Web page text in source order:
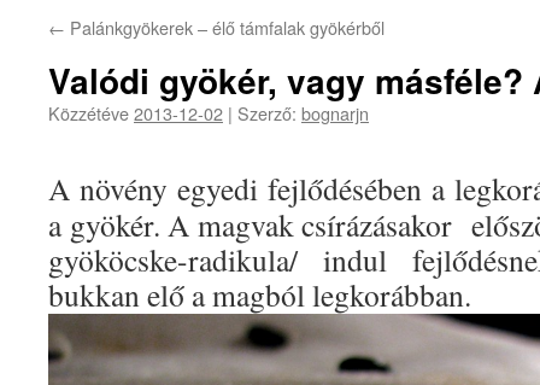
← Palánkgyökerek – élő támfalak gyökérből
Valódi gyökér, vagy másféle?
Közzétéve2013-12-02 | Szerző: bognarjn
A növény egyedi fejlődésében a
a gyökér. A magvak csírázásakor
gyököcske-radikula/ indul
bukkan elő a magból legkorábban.